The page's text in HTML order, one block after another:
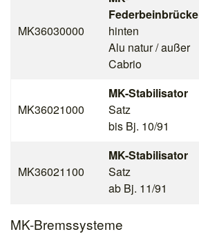
MK36030000
Federbeinbrücke
hinten
Alu natur / außer
Cabrio
MK36021000
MK-Stabilisator
Satz
bis Bj. 10/91
MK36021100
MK-Stabilisator
Satz
ab Bj. 11/91
MK-Bremssysteme